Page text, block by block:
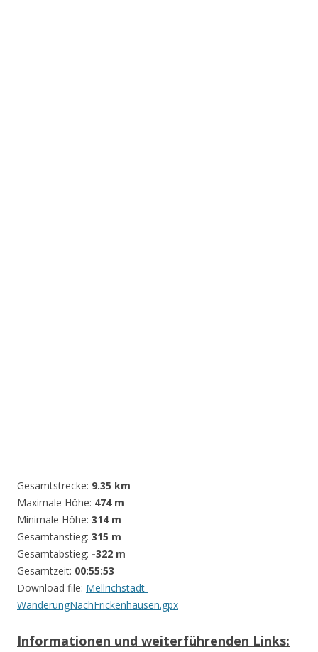
Gesamtstrecke: 9.35 km
Maximale Höhe: 474 m
Minimale Höhe: 314 m
Gesamtanstieg: 315 m
Gesamtabstieg: -322 m
Gesamtzeit: 00:55:53
Download file: Mellrichstadt-
WanderungNachFrickenhausen.gpx
Informationen und weiterführenden Links: